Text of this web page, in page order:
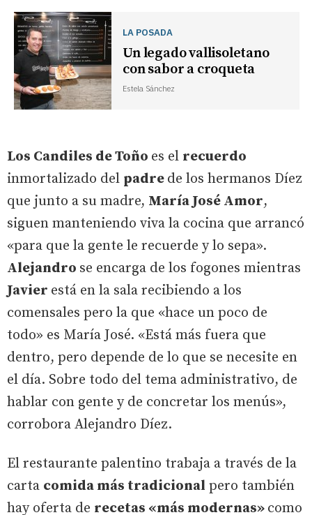
LA POSADA
Un legado vallisoletano
con sabor a croqueta
Estela Sánchez
Los Candiles de Toño es el recuerdo
inmortalizado del padre de los hermanos Díez
que junto a su madre, María José Amor,
siguen manteniendo viva la cocina que arrancó
«para que la gente le recuerde y lo sepa».
Alejandro se encarga de los fogones mientras
Javier está en la sala recibiendo a los
comensales pero la que «hace un poco de
todo» es María José. «Está más fuera que
dentro, pero depende de lo que se necesite en
el día. Sobre todo del tema administrativo, de
hablar con gente y de concretar los menús»,
corrobora Alejandro Díez.
El restaurante palentino trabaja a través de la
carta comida más tradicional pero también
hay oferta de recetas «más modernas» como